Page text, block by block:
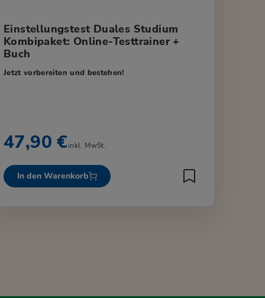
Einstellungstest Duales Studium
Kombipaket: Online-Testtrainer +
Buch
Jetzt vorbereiten und bestehen!
47,90 €inkl. MwSt.
In den Warenkorb